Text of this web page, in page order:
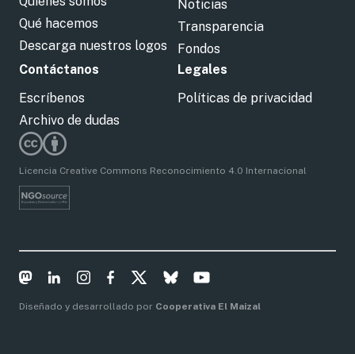
Qué hacemos
Descarga nuestros logos
Noticias
Transparencia
Fondos
Contáctanos
Escríbenos
Archivo de dudas
Legales
Políticas de privacidad
Licencia Creative Commons Reconocimiento 4.0 Internacional
Diseñado y desarrollado por Cooperativa El Maizal